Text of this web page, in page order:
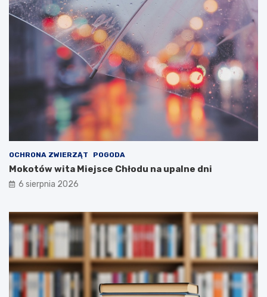
OCHRONA ZWIERZĄT POGODA
Mokotów wita Miejsce Chłodu na upalne dni
6 sierpnia 2026